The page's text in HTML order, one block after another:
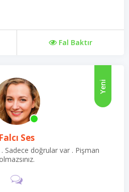
Fal Baktır
Yeni
Falcı Ses
Sadece doğrular var . Pişman
olmazsınız.